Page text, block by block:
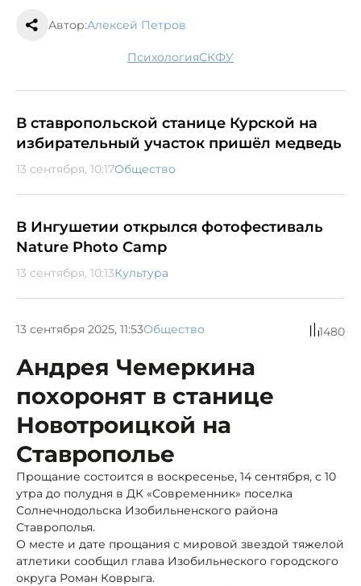
Автор:Алексей Петров
Психология СКФУ
В ставропольской станице Курской на
избирательный участок пришёл медведь
13 сентября, 10:17Общество
В Ингушетии открылся фотофестиваль
Nature Photo Camp
13 сентября, 10:13Культура
13 сентября 2025, 11:53Общество 1480
Андрея Чемеркина
похоронят в станице
Новотроицкой на
Ставрополье
Прощание состоится в воскресенье, 14 сентября, с 10
утра до полудня в ДК «Современник» поселка
Солнечнодольска Изобильненского района
Ставрополья.
О месте и дате прощания с мировой звездой тяжелой
атлетики сообщил глава Изобильнеского городского
округа Роман Коврыга.